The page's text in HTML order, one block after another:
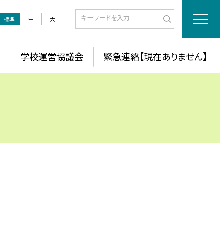
標準 中 大
学校運営協議会 緊急連絡【現在ありません】